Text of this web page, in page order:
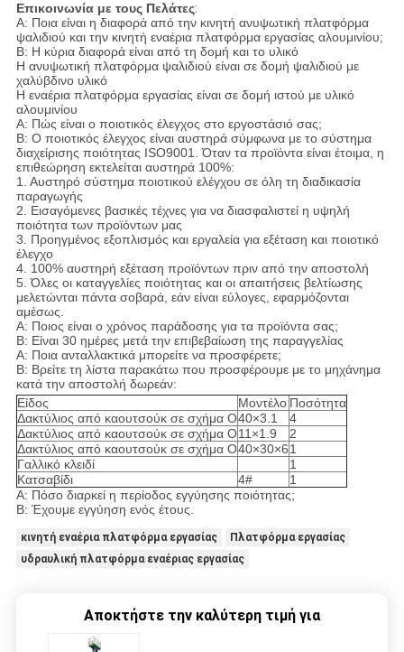
Επικοινωνία με τους Πελάτες:
A: Ποια είναι η διαφορά από την κινητή ανυψωτική πλατφόρμα
ψαλιδιού και την κινητή εναέρια πλατφόρμα εργασίας αλουμινίου;
B: Η κύρια διαφορά είναι από τη δομή και το υλικό
Η ανυψωτική πλατφόρμα ψαλιδιού είναι σε δομή ψαλιδιού με
χαλύβδινο υλικό
Η εναέρια πλατφόρμα εργασίας είναι σε δομή ιστού με υλικό
αλουμινίου
A: Πώς είναι ο ποιοτικός έλεγχος στο εργοστάσιό σας;
B: Ο ποιοτικός έλεγχος είναι αυστηρά σύμφωνα με το σύστημα
διαχείρισης ποιότητας ISO9001. Όταν τα προϊόντα είναι έτοιμα, η
επιθεώρηση εκτελείται αυστηρά 100%:
1. Αυστηρό σύστημα ποιοτικού ελέγχου σε όλη τη διαδικασία
παραγωγής
2. Εισαγόμενες βασικές τέχνες για να διασφαλιστεί η υψηλή
ποιότητα των προϊόντων μας
3. Προηγμένος εξοπλισμός και εργαλεία για εξέταση και ποιοτικό
έλεγχο
4. 100% αυστηρή εξέταση προϊόντων πριν από την αποστολή
5. Όλες οι καταγγελίες ποιότητας και οι απαιτήσεις βελτίωσης
μελετώνται πάντα σοβαρά, εάν είναι εύλογες, εφαρμόζονται
αμέσως.
A: Ποιος είναι ο χρόνος παράδοσης για τα προϊόντα σας;
B: Είναι 30 ημέρες μετά την επιβεβαίωση της παραγγελίας
A: Ποια ανταλλακτικά μπορείτε να προσφέρετε;
B: Βρείτε τη λίστα παρακάτω που προσφέρουμε με το μηχάνημα
κατά την αποστολή δωρεάν:
Είδος
Μοντέλο Ποσότητα
Δακτύλιος από καουτσούκ σε σχήμα Ο40×3.1
4
Δακτύλιος από καουτσούκ σε σχήμα Ο11×1.9
2
Δακτύλιος από καουτσούκ σε σχήμα Ο40×30×61
Γαλλικό κλειδί
1
Κατσαβίδι
4#
1
A: Πόσο διαρκεί η περίοδος εγγύησης ποιότητας;
B: Έχουμε εγγύηση ενός έτους.
κινητή εναέρια πλατφόρμα εργασίας
Πλατφόρμα εργασίας
υδραυλική πλατφόρμα εναέριας εργασίας
Αποκτήστε την καλύτερη τιμή για